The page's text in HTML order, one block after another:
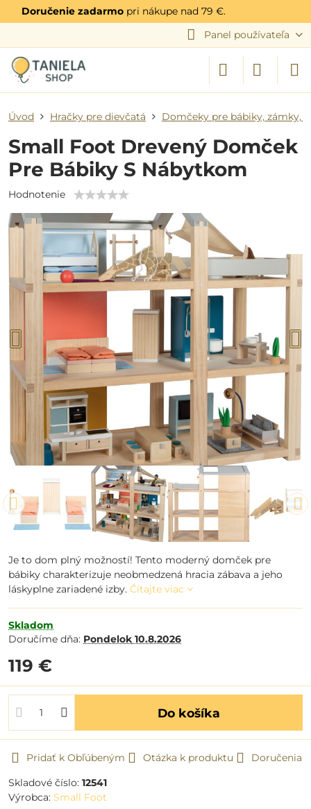
Doručenie zadarmo pri nákupe nad 79 €.
Panel používateľa
Úvod Hračky pre dievčatá Domčeky pre bábiky, zámky,
Small Foot Drevený Domček
Pre Bábiky S Nábytkom
Hodnotenie
Je to dom plný možností! Tento moderný domček pre
bábiky charakterizuje neobmedzená hracia zábava a jeho
láskyplne zariadené izby. Čítajte viac
Skladom
Doručíme dňa: Pondelok 10.8.2026
119 €
Do košíka
Pridať k Obľúbeným Otázka k produktu
Doručenia
Skladové číslo: 12541
Výrobca: Small Foot